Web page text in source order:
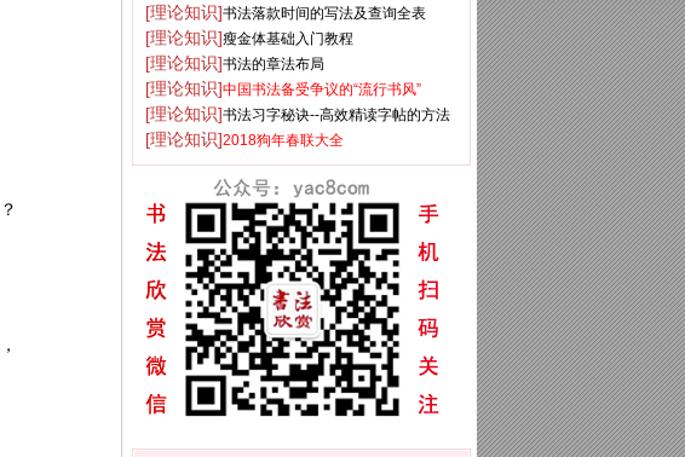
备
[理论知识]书法落款时间的写法及查询全表
[理论知识]瘦金体基础入门教程
[理论知识]书法的章法布局
[理论知识]中国书法备受争议的“流行书风”
[理论知识]书法习字秘诀--高效精读字帖的方法
[理论知识]2018狗年春联大全